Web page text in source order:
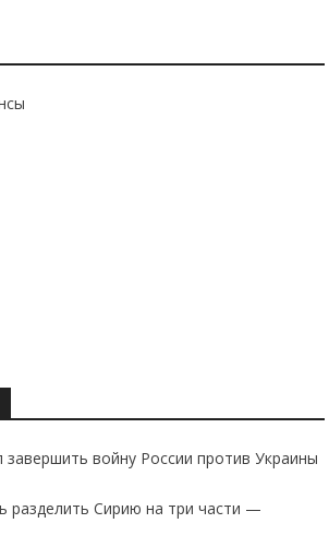
завершить войну России против Украины
разделить Сирию на три части —